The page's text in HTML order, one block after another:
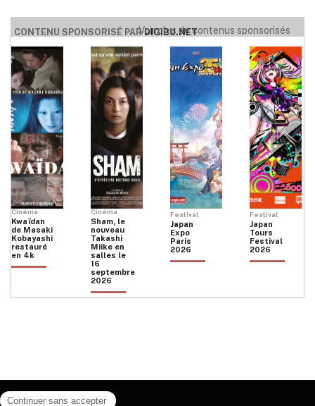
CONTENU SPONSORISÉ PARDIGIBU.NET
Voir plus de contenus sponsorisés
Cinéma
Kwaïdan
de Masaki
Kobayashi
restauré
en 4k
Cinéma
Sham, le
nouveau
Takashi
Miike en
salles le
16
septembre
2026
Festival
Japan
Expo
Paris
2026
Festival
Japan
Tours
Festival
2026